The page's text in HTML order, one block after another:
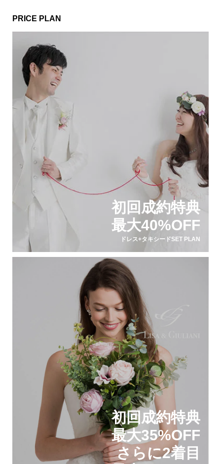
PRICE PLAN
初回成約特典
最大40%OFF
ドレス+タキシードSET PLAN
初回成約特典
最大35%OFF
さらに2着目